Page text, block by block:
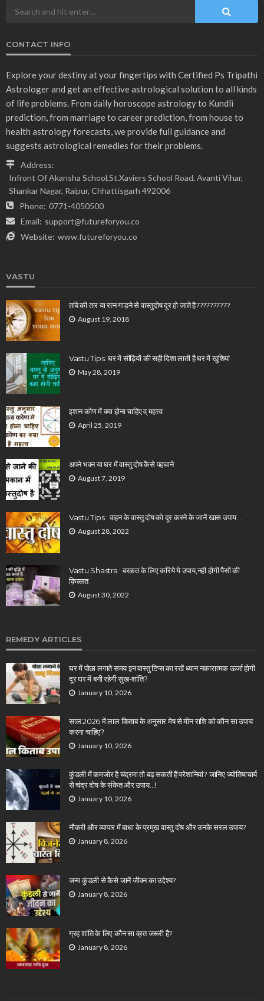
CONTACT INFO
Explore your destiny at your fingertips with Certified Ps Tripathi
Astrologer and get an effective astrological solution to all kinds
of life problems. From daily horoscope astrology to Kundli
prediction, from marriage to career prediction, from house to
health astrology forecasts, we provide full guidance and
suggests astrological remedies for their problems.
Address:
Infront Of Akansha School,St.Xaviers School Road, Avanti Vihar,
Shankar Nagar, Raipur, Chhattisgarh 492006
Phone: 0771-4050500
Email: support@futureforyou.co
Website: www.futureforyou.co
VASTU
तांबे की तार या रत्न गाड़ने से वास्तुदोष दूर हो जाते है??????????
August 19, 2018
Vastu Tips: घर में सीढ़ियों की सही दिशा लाती है घर में खुशियां
May 28, 2019
इशान कोण में क्या होना चाहिए व् महत्त्व
April 25, 2019
अपने भवन या घर में वास्तु दोष कैसे पहचाने
August 7, 2019
Vastu Tips : वाहन के वास्तु दोष को दूर करने के जानें खास उपाय…
August 28, 2022
Vastu Shastra : बरकत के लिए करिये ये उपाय,नही होगी पैसों की
क़िल्लत
August 30, 2022
REMEDY ARTICLES
घर में पोछा लगाते समय इन वास्तु टिप्स का रखें ध्यान नकारात्मक ऊर्जा होगी
दूर घर में बनी रहेगी सुख-शांति?
January 10, 2026
साल 2026 में लाल किताब के अनुसार मेष से मीन राशि को कौन सा उपाय
करना चाहिए?
January 10, 2026
कुंडली में कमजोर है चंद्रमा तो बढ़ सकती हैं परेशानियां? जानिए ज्योतिषाचार्य
से चंद्र दोष के संकेत और उपाय…!
January 10, 2026
नौकरी और व्यापार में बाधा के प्रमुख वास्तु दोष और उनके सरल उपाय?
January 8, 2026
जन्म कुंडली से कैसे जानें जीवन का उद्देश्य?
January 8, 2026
ग्रह शांति के लिए कौन सा व्रत जरूरी है?
January 8, 2026